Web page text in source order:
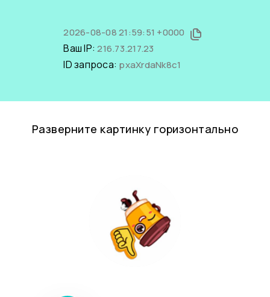
2026-08-08 21:59:51 +0000
Ваш IP:216.73.217.23
ID запроса: pxaXrdaNk8c1
Разверните картинку горизонтально